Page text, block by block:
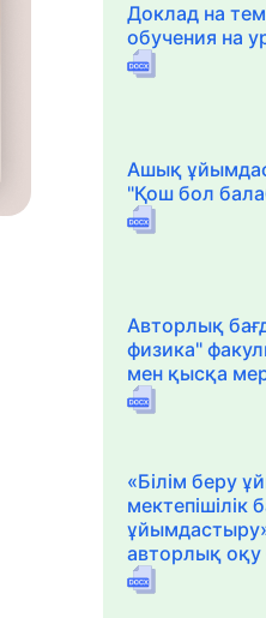
Доклад на
обучения на
Ашық
"Қош бол
Авторлық
физика"
мен қысқа
«Білім беру
авторлық